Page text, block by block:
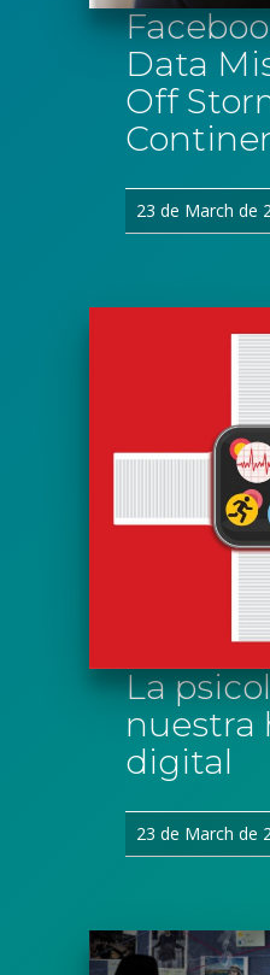
Data
Off
23 de March de
La
nuestra
digital
23 de March de